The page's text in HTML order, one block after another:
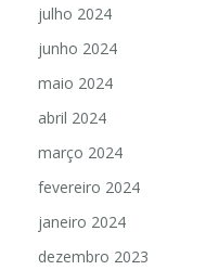
julho 2024
junho 2024
maio 2024
abril 2024
março 2024
fevereiro 2024
janeiro 2024
dezembro 2023